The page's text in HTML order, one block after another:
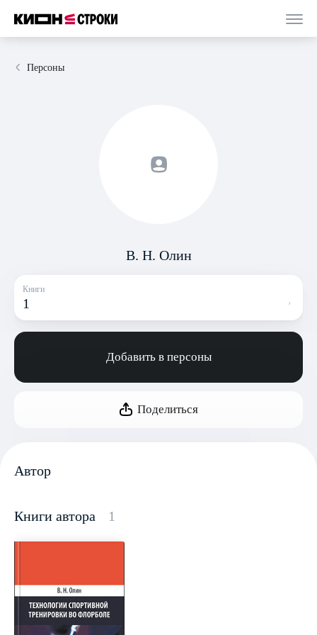
Персоны
В. Н. Олин
Книги
1
Добавить в персоны
Поделиться
Автор
Книги автора 1